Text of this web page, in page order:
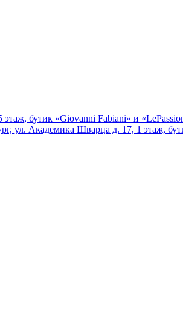
бутик «Giovanni Fabiani» и
ул. Академика Шварца д. 17, 1 этаж,